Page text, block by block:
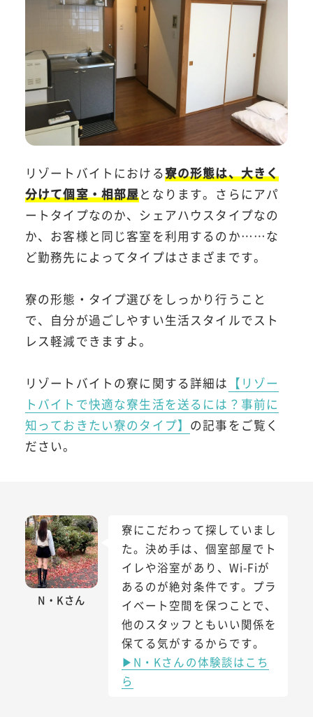
リゾートバイトにおける寮の形態は、大きく
分けて個室・相部屋となります。さらにアパ
ートタイプなのか、シェアハウスタイプなの
か、お客様と同じ客室を利用するのか……な
ど勤務先によってタイプはさまざまです。
寮の形態・タイプ選びをしっかり行うこと
で、自分が過ごしやすい生活スタイルでスト
レス軽減できますよ。
リゾートバイトの寮に関する詳細は 【リゾー
トバイトで快適な寮生活を送るには？事前に
知っておきたい寮のタイプ】 の記事をご覧く
ださい。
N・Kさん
寮にこだわって探していまし
た。決め手は、個室部屋でト
イレや浴室があり、Wi-Fiが
あるのが絶対条件です。プラ
イベート空間を保つことで、
他のスタッフともいい関係を
保てる気がするからです。
▶N・Kさんの体験談はこち
ら